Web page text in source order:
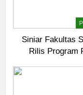
Siniar Fakultas
Rilis Program
6